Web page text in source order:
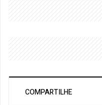
COMPARTILHE